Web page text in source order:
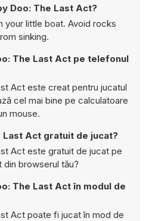
Doo: The Last Act?
your little boat. Avoid rocks
sinking.
The Last Act pe telefonul
Act este creat pentru jucatul
cel mai bine pe calculatoare
mouse.
Last Act gratuit de jucat?
Act este gratuit de jucat pe
browserul tău?
The Last Act în modul de
Act poate fi jucat în mod de